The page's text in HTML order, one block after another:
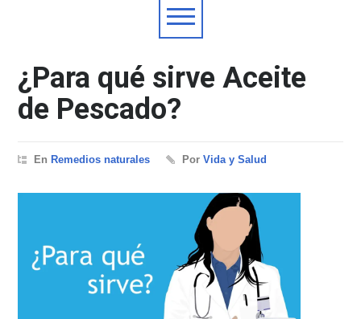
¿Para qué sirve Aceite
de Pescado?
En Remedios naturales PorVida y Salud